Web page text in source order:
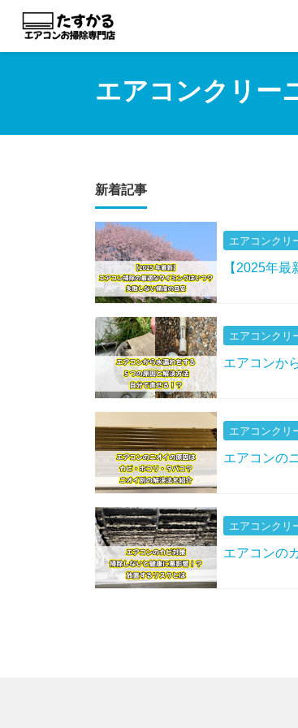
エアコンクリー
新着記事
エアコンクリ
【2025年
エアコンクリ
エアコンか
エアコンクリ
エアコンの
エアコンクリ
エアコンの